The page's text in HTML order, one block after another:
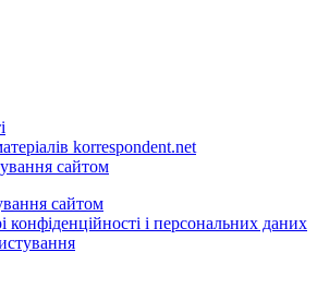
korrespondent.net
сайтом
сайтом
конфіденційності і персональних даних